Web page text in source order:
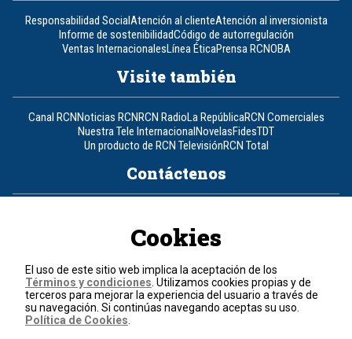
Responsabilidad SocialAtención al clienteAtención al inversionista
Informe de sostenibilidadCódigo de autorregulación
Ventas InternacionalesLínea ÉticaPrensa RCNOBA
Visite también
Canal RCNNoticias RCNRCN RadioLa RepúblicaRCN Comerciales
Nuestra Tele InternacionalNovelasFidesTDT
Un producto de RCN TelevisiónRCN Total
Contáctenos
Política de cookies
Términos y condiciones
© 2026, RCN Medios.
Todos los derechos reservados.
Cookies
El uso de este sitio web implica la aceptación de los
Términos y condiciones . Utilizamos cookies propias y de
terceros para mejorar la experiencia del usuario a través de
su navegación. Si continúas navegando aceptas su uso.
Política de Cookies